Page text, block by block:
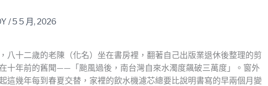
/5 5 月, 2026
八十二歲的老陳（化名）坐在書房裡，翻著自己出版業退休後整理的剪
十年前的舊聞——「颱風過後，南台灣自來水濁度飆破三萬度」。窗外
這幾年每到春夏交替，家裡的飲水機濾芯總要比說明書寫的早兩個月變